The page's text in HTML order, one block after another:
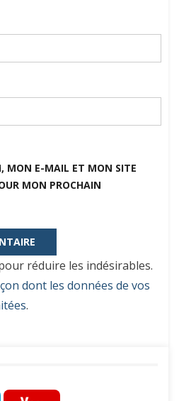
MON E-MAIL ET MON SITE
MON PROCHAIN
réduire les indésirables.
dont les données de vos
.